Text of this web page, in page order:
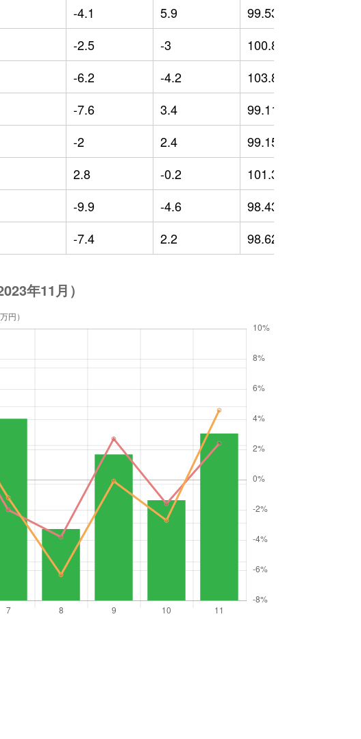
-4.1 5.9 99.53
-2.5 -3 100.83
-6.2 -4.2 103.88
-7.6 3.4 99.11
-2 2.4 99.15
2.8 -0.2 101.34
-9.9 -4.6 98.43
-7.4 2.2 98.62